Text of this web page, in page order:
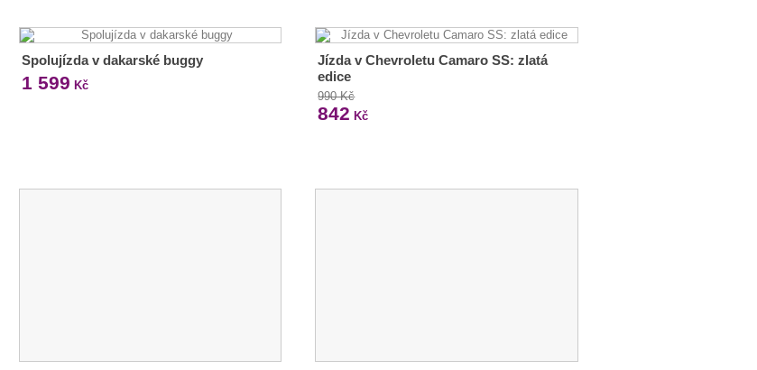
Spolujízda v dakarské buggy
1 599 Kč
Jízda v Chevroletu Camaro SS: zlatá
edice
990 Kč
842 Kč